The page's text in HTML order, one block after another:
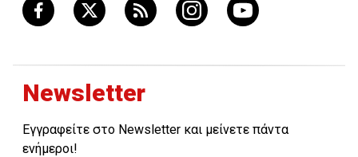
Newsletter
Εγγραφείτε στο Newsletter και μείνετε πάντα
ενήμεροι!